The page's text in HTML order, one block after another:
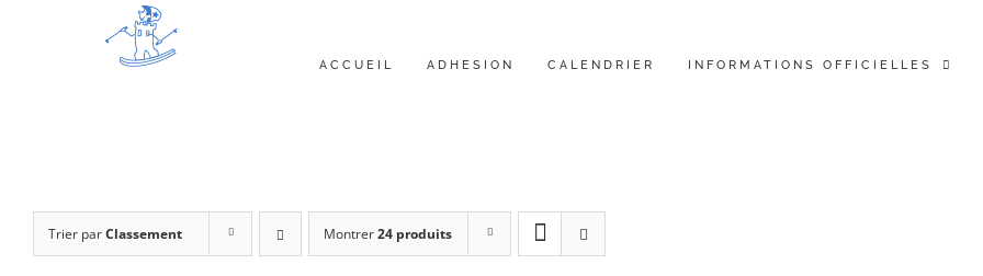
ACCUEIL ADHESION CALENDRIER INFORMATIONS OFFICIELLES
Trier parClassement Montrer24 produits